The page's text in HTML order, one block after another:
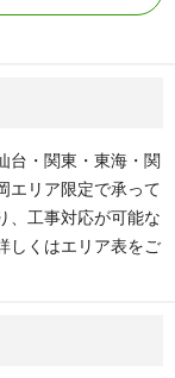
台・関東・東海・関
エリア限定で承って
、工事対応が可能な
しくはエリア表をご